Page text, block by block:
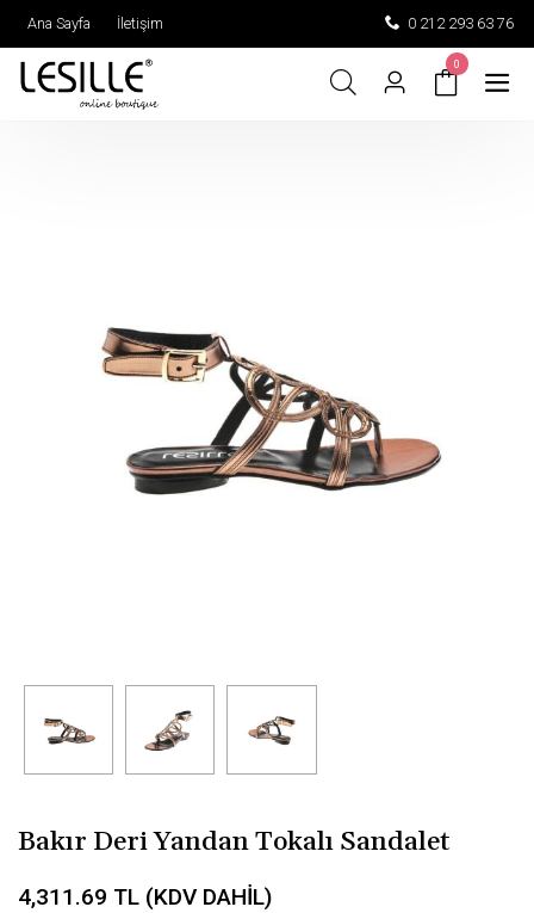
Ana Sayfa İletişim 0 212 293 63 76
0
Bakır Deri Yandan Tokalı Sandalet
4,311.69 TL (KDV DAHİL)